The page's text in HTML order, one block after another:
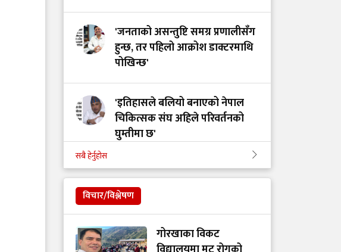
'जनताको असन्तुष्टि समग्र प्रणालीसँग
हुन्छ, तर पहिलो आक्रोश डाक्टरमाथि
पोखिन्छ'
'इतिहासले बलियो बनाएको नेपाल
चिकित्सक संघ अहिले परिवर्तनको
घुम्तीमा छ'
‘टिम मंगल' चुनावी समूह मात्र थिएन,
मेडिकल मुभमेन्ट हो : डा. मंगल रावल
'हरेक टाउको दुखाइ ब्रेन ट्युमर होइन,
यी लक्षणहरू देखिए हुनसक्छ जोखिम'
सबै हेर्नुहोस
विचार/विश्लेषण
गोरखाका विकट